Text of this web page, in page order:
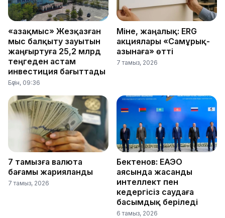
«Қазақмыс» Жезқазған
мыс балқыту зауытын
жаңғыртуға 25,2 млрд
теңгеден астам
инвестиция бағыттады
Бүгін, 09:36
Міне, жаңалық: ERG
акциялары «Самұрық-
Қазынаға» өтті
7 тамыз, 2026
7 тамызға валюта
бағамы жарияланды
7 тамыз, 2026
Бектенов: ЕАЭО
аясында жасанды
интеллект пен
кедергісіз саудаға
басымдық беріледі
6 тамыз, 2026